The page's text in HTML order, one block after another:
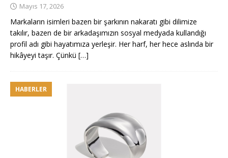
Mayıs 17, 2026
Markaların isimleri bazen bir şarkının nakaratı gibi dilimize
takılır, bazen de bir arkadaşımızın sosyal medyada kullandığı
profil adı gibi hayatımıza yerleşir. Her harf, her hece aslında bir
hikâyeyi taşır. Çünkü […]
HABERLER